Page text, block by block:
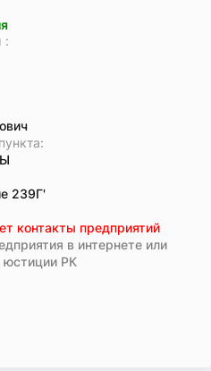
:
239Г'
контакты предприятий
в интернете или
юстиции РК